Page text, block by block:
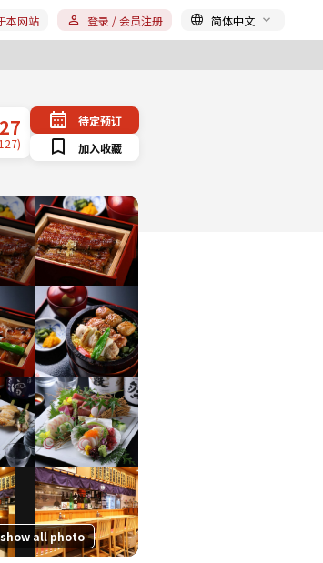
本网站 登录 / 会员注册 简体中文
待定预订
加入收藏
show all photo